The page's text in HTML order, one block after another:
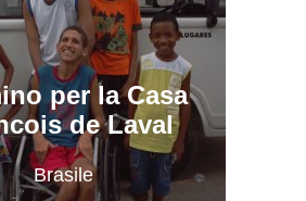
per la Casa
de Laval
Brasile